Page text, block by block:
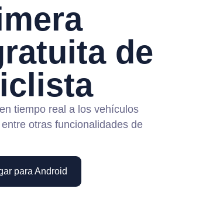
de
tiempo real a los vehículos
otras funcionalidades de
para Android